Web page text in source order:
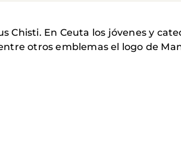
Chisti. En Ceuta los jóvenes y
otros emblemas el logo de